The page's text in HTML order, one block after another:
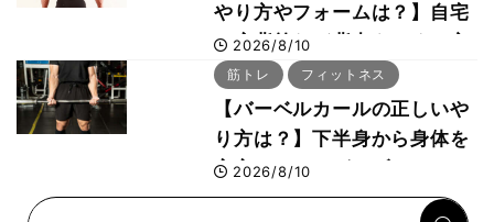
やり方やフォームは？】自宅
で広背筋など背中をつくる方
法をボディビル世界王者・鈴
木雅選手が解説
2026/8/10
筋トレ フィットネス
【バーベルカールの正しいや
り方は？】下半身から身体を
安定させるのがカギ！
2026/8/10